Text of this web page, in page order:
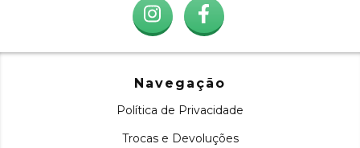
Navegação
Política de Privacidade
Trocas e Devoluções